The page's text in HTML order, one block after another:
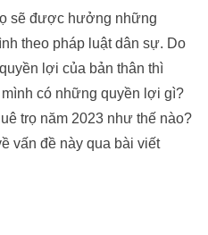
sẽ được hưởng những
theo pháp luật dân sự. Do
lợi của bản thân thì
có những quyền lợi gì?
trọ năm 2023 như thế nào?
vấn đề này qua bài viết